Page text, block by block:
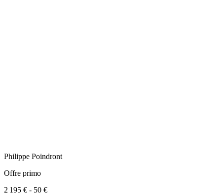
Philippe Poindront
Offre primo
2 195 € - 50 €